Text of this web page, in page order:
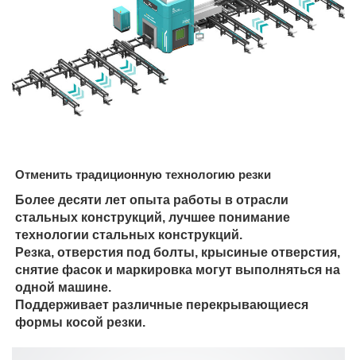
Отменить традиционную технологию резки
Более десяти лет опыта работы в отрасли
стальных конструкций, лучшее понимание
технологии стальных конструкций.
Резка, отверстия под болты, крысиные отверстия,
снятие фасок и маркировка могут выполняться на
одной машине.
Поддерживает различные перекрывающиеся
формы косой резки.